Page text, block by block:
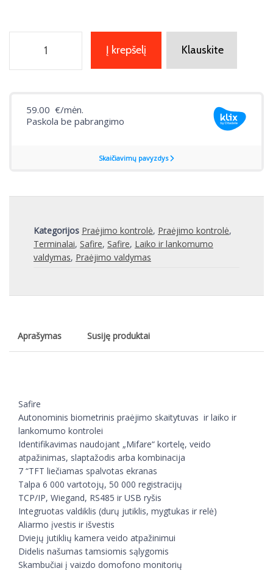
Į krepšelį Klauskite
Kategorijos Praėjimo kontrolė, Praėjimo kontrolė,
Terminalai, Safire, Safire, Laiko ir lankomumo
valdymas, Praėjimo valdymas
Aprašymas Susiję produktai
Safire
Autonominis biometrinis praėjimo skaitytuvas ir laiko ir
lankomumo kontrolei
Identifikavimas naudojant „Mifare“ kortelę, veido
atpažinimas, slaptažodis arba kombinacija
7 “TFT liečiamas spalvotas ekranas
Talpa 6 000 vartotojų, 50 000 registracijų
TCP/IP, Wiegand, RS485 ir USB ryšis
Integruotas valdiklis (durų jutiklis, mygtukas ir relė)
Aliarmo įvestis ir išvestis
Dviejų jutiklių kamera veido atpažinimui
Didelis našumas tamsiomis sąlygomis
Skambučiai į vaizdo domofono monitorių